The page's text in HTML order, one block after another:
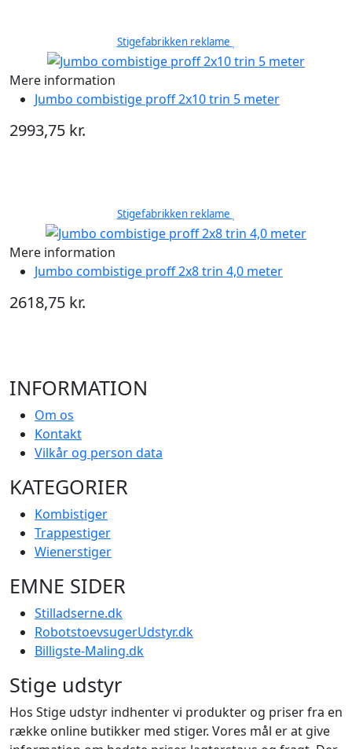
Stigefabrikken reklame
Mere information
Jumbo combistige proff 2x10 trin 5 meter
2993,75 kr.
Stigefabrikken reklame
Mere information
Jumbo combistige proff 2x8 trin 4,0 meter
2618,75 kr.
INFORMATION
Om os
Kontakt
Vilkår og person data
KATEGORIER
Kombistiger
Trappestiger
Wienerstiger
EMNE SIDER
Stilladserne.dk
RobotstoevsugerUdstyr.dk
Billigste-Maling.dk
Stige udstyr
Hos Stige udstyr indhenter vi produkter og priser fra en
række online butikker med stiger. Vores mål er at give